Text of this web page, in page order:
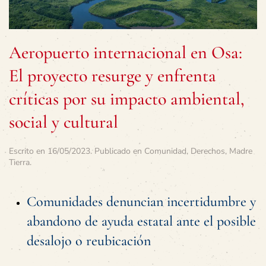
Aeropuerto internacional en Osa:
El proyecto resurge y enfrenta
críticas por su impacto ambiental,
social y cultural
Escrito en 16/05/2023. Publicado en Comunidad, Derechos, Madre
Tierra.
Comunidades denuncian incertidumbre y
abandono de ayuda estatal ante el posible
desalojo o reubicación